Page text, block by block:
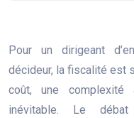
Pour un dirigeant
décideur, la fiscalité est
coût, une complexité
inévitable. Le